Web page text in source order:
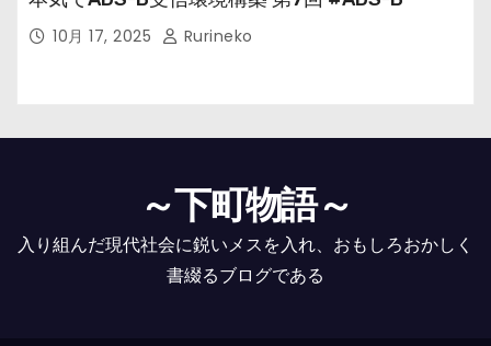
10月 17, 2025 Rurineko
～下町物語～
入り組んだ現代社会に鋭いメスを入れ、おもしろおかしく
書綴るブログである